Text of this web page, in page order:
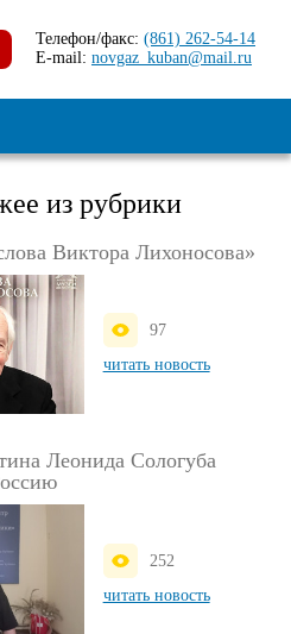
Телефон/факс: (861) 262-54-14
E-mail: novgaz_kuban@mail.ru
из рубрики
Виктора Лихоносова»
97
читать новость
Леонида Сологуба
252
читать новость